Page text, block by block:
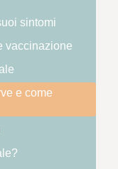
sintomi
vaccinazione
e come